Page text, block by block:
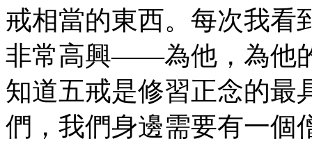
戒相當的東西。每次我看
非常高興——為他，為他
知道五戒是修習正念的最
們，我們身邊需要有一個